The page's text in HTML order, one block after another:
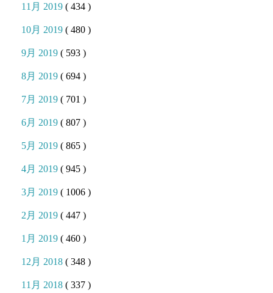
11月 2019( 434 )
10月 2019( 480 )
9月 2019( 593 )
8月 2019( 694 )
7月 2019( 701 )
6月 2019( 807 )
5月 2019( 865 )
4月 2019( 945 )
3月 2019( 1006 )
2月 2019( 447 )
1月 2019( 460 )
12月 2018( 348 )
11月 2018( 337 )